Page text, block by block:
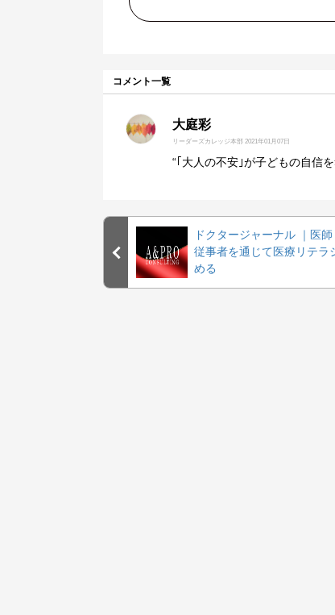
コメント一覧
大庭彩
リーダーズカレッジ本部 2021年01月07日
“｢大人の不安｣が子どもの自信
ドクタージャーナル ｜医
従事者を通じて医療リテラ
める